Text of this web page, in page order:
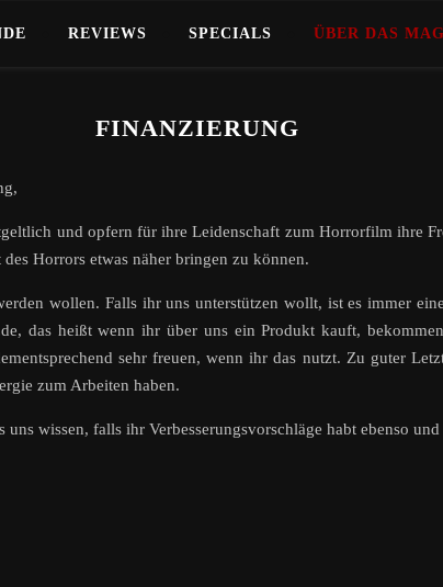
REVIEWS SPECIALS ÜBER DAS
FINANZIERUNG
und opfern für ihre Leidenschaft zum Horrorfilm ihre
Horrors etwas näher bringen zu können.
wollen. Falls ihr uns unterstützen wollt, ist es immer
das heißt wenn ihr über uns ein Produkt kauft,
sehr freuen, wenn ihr das nutzt. Zu guter
zum Arbeiten haben.
wissen, falls ihr Verbesserungsvorschläge habt ebenso